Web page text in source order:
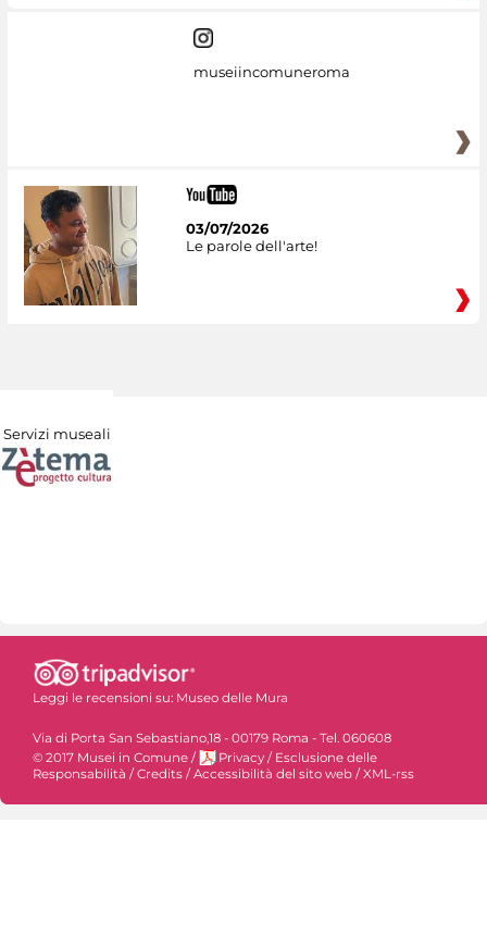
museiincomuneroma
03/07/2026
Le parole dell'arte!
Servizi museali
Leggi le recensioni su: Museo delle Mura
Via di Porta San Sebastiano,18 - 00179 Roma - Tel. 060608
© 2017 Musei in Comune / Privacy / Esclusione delle
Responsabilità /Credits /Accessibilità del sito web /XML-rss